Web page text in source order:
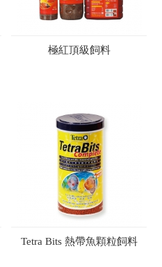
極紅頂級飼料
Tetra Bits 熱帶魚顆粒飼料